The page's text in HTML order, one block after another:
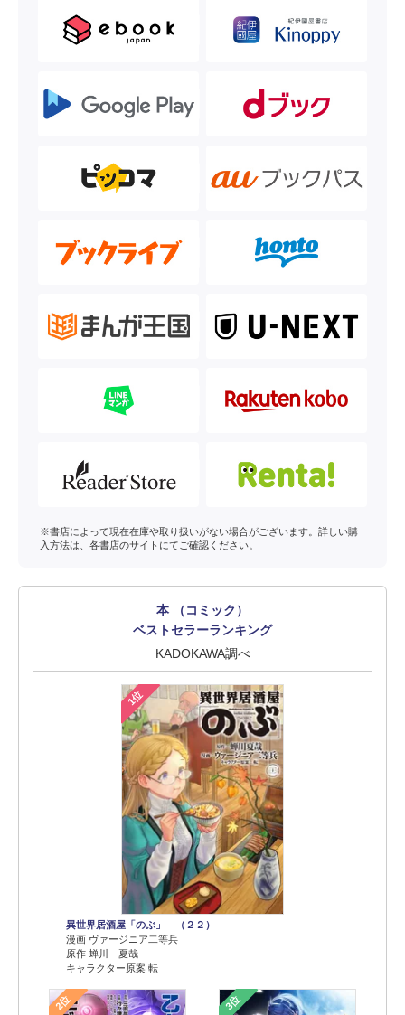
※書店によって現在在庫や取り扱いがない場合がございます。詳しい購
入方法は、各書店のサイトにてご確認ください。
本 （コミック）
ベストセラーランキング
KADOKAWA調べ
1位
異世界居酒屋「のぶ」 （２２）
漫画 ヴァージニア二等兵
原作 蝉川 夏哉
キャラクター原案 転
2位 3位